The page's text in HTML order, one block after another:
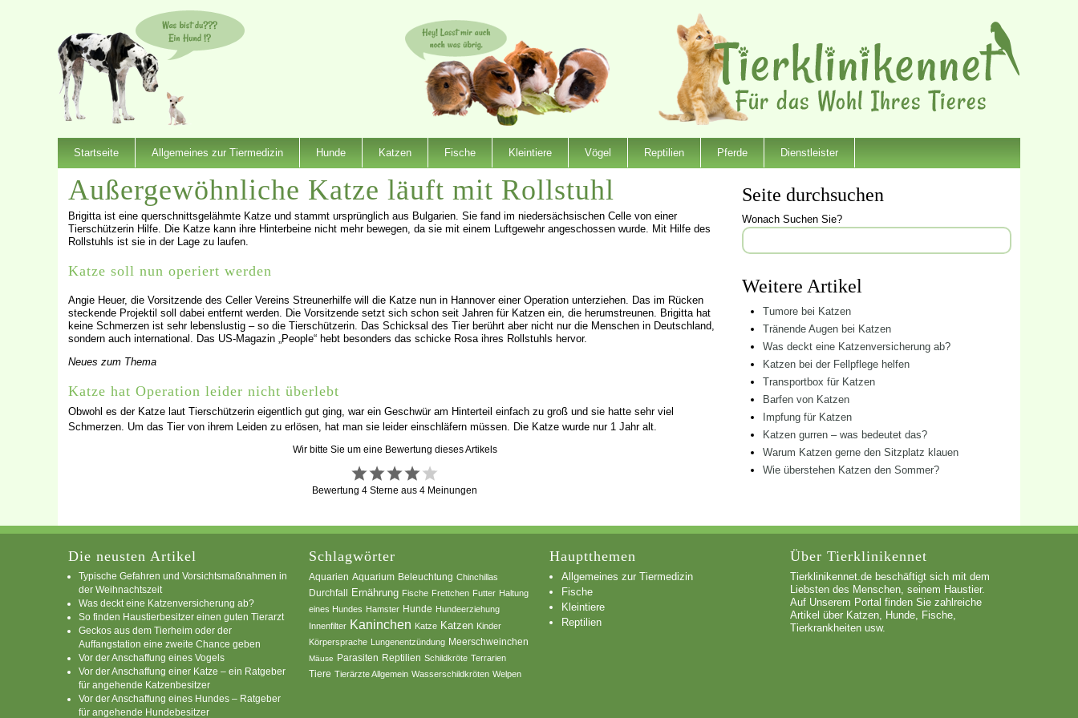
Startseite Allgemeines zur Tiermedizin Hunde Katzen Fische Kleintiere Vögel Reptilien Pferde Dienstleister
Außergewöhnliche Katze läuft mit Rollstuhl
Brigitta ist eine querschnittsgelähmte Katze und stammt ursprünglich aus Bulgarien. Sie fand im niedersächsischen Celle von einer
Tierschützerin Hilfe. Die Katze kann ihre Hinterbeine nicht mehr bewegen, da sie mit einem Luftgewehr angeschossen wurde. Mit Hilfe des
Rollstuhls ist sie in der Lage zu laufen.
Katze soll nun operiert werden
Angie Heuer, die Vorsitzende des Celler Vereins Streunerhilfe will die Katze nun in Hannover einer Operation unterziehen. Das im Rücken
steckende Projektil soll dabei entfernt werden. Die Vorsitzende setzt sich schon seit Jahren für Katzen ein, die herumstreunen. Brigitta hat
keine Schmerzen ist sehr lebenslustig – so die Tierschützerin. Das Schicksal des Tier berührt aber nicht nur die Menschen in Deutschland,
sondern auch international. Das US-Magazin „People“ hebt besonders das schicke Rosa ihres Rollstuhls hervor.
Neues zum Thema
Katze hat Operation leider nicht überlebt
Obwohl es der Katze laut Tierschützerin eigentlich gut ging, war ein Geschwür am Hinterteil einfach zu groß und sie hatte sehr viel
Schmerzen. Um das Tier von ihrem Leiden zu erlösen, hat man sie leider einschläfern müssen. Die Katze wurde nur 1 Jahr alt.
Wir bitte Sie um eine Bewertung dieses Artikels
Bewertung 4 Sterne aus 4 Meinungen
Seite durchsuchen
Wonach Suchen Sie?
Weitere Artikel
Tumore bei Katzen
Tränende Augen bei Katzen
Was deckt eine Katzenversicherung ab?
Katzen bei der Fellpflege helfen
Transportbox für Katzen
Barfen von Katzen
Impfung für Katzen
Katzen gurren – was bedeutet das?
Warum Katzen gerne den Sitzplatz klauen
Wie überstehen Katzen den Sommer?
Die neusten Artikel
Typische Gefahren und Vorsichtsmaßnahmen in
der Weihnachtszeit
Was deckt eine Katzenversicherung ab?
So finden Haustierbesitzer einen guten Tierarzt
Geckos aus dem Tierheim oder der
Auffangstation eine zweite Chance geben
Vor der Anschaffung eines Vogels
Vor der Anschaffung einer Katze – ein Ratgeber
für angehende Katzenbesitzer
Vor der Anschaffung eines Hundes – Ratgeber
für angehende Hundebesitzer
Schlagwörter
Aquarien Aquarium Beleuchtung Chinchillas
Durchfall Ernährung Fische Frettchen Futter Haltung
eines Hundes Hamster Hunde Hundeerziehung
Innenfilter Kaninchen Katze Katzen Kinder
Körpersprache Lungenentzündung Meerschweinchen
Mäuse Parasiten Reptilien Schildkröte Terrarien
Tiere Tierärzte Allgemein Wasserschildkröten Welpen
Hauptthemen
Allgemeines zur Tiermedizin
Fische
Kleintiere
Reptilien
Über Tierklinikennet
Tierklinikennet.de beschäftigt sich mit dem
Liebsten des Menschen, seinem Haustier.
Auf Unserem Portal finden Sie zahlreiche
Artikel über Katzen, Hunde, Fische,
Tierkrankheiten usw.